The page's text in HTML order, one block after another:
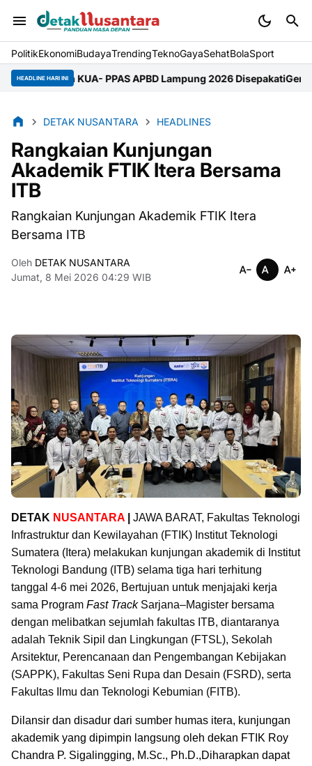
PolitikEkonomiBudayaTrendingTeknoGayaSehatBolaSport
HEADLINE HARI INI
KUA- PPAS APBD Lampung 2026 DisepakatiGerakan Pramuka
DETAK NUSANTARA HEADLINES
Rangkaian Kunjungan
Akademik FTIK Itera Bersama
ITB
Rangkaian Kunjungan Akademik FTIK Itera
Bersama ITB
Oleh DETAK NUSANTARA
Jumat, 8 Mei 2026 04:29 WIB
DETAK NUSANTARA
JAWA BARAT, Fakultas Teknologi
Infrastruktur dan Kewilayahan (FTIK) Institut Teknologi
Sumatera (Itera) melakukan kunjungan akademik di Institut
Teknologi Bandung (ITB) selama tiga hari terhitung
tanggal 4-6 mei 2026, Bertujuan untuk menjajaki kerja
sama Program Fast TrackSarjana–Magister bersama
dengan melibatkan sejumlah fakultas ITB, diantaranya
adalah Teknik Sipil dan Lingkungan (FTSL), Sekolah
Arsitektur, Perencanaan dan Pengembangan Kebijakan
(SAPPK), Fakultas Seni Rupa dan Desain (FSRD), serta
Fakultas Ilmu dan Teknologi Kebumian (FITB).
Dilansir dan disadur dari sumber humas itera, kunjungan
akademik yang dipimpin langsung oleh dekan FTIK Roy
Chandra P. Sigalingging, M.Sc., Ph.D.,Diharapkan dapat